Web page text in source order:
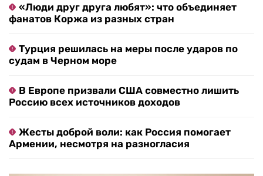
«Люди друг друга любят»: что объединяет
фанатов Коржа из разных стран
Турция решилась на меры после ударов по
судам в Черном море
В Европе призвали США совместно лишить
Россию всех источников доходов
Жесты доброй воли: как Россия помогает
Армении, несмотря на разногласия